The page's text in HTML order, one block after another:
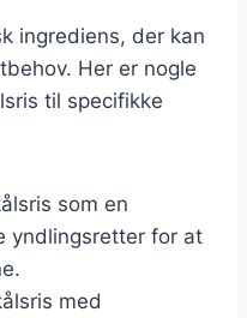
ingrediens, der kan
Her er nogle
til specifikke
som en
yndlingsretter for at
med